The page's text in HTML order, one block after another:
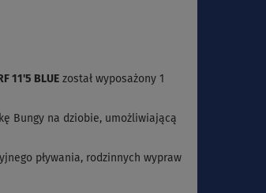
11'5 BLUE został wyposażony 1
Bungy na dziobie, umożliwiającą
pływania, rodzinnych wypraw